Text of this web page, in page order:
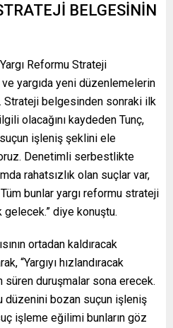
BELGESİNİN
Reformu Strateji
ve yargıda yeni düzenlemelerin
belgesinden sonraki ilk
olacağını kaydeden Tunç,
işleniş şeklini ele
Denetimli serbestlikte
rahatsızlık olan suçlar var,
bunlar yargı reformu strateji
diye konuştu.
ortadan kaldıracak
“Yargıyı hızlandıracak
duruşmalar sona erecek.
düzenini bozan suçun işleniş
işleme eğilimi bunların göz